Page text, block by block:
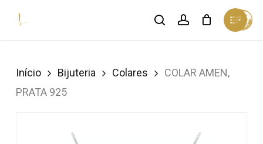
searchaccount
Menu
Close
Cart
Início Bijuteria Colares
COLAR AMEN,
PRATA 925